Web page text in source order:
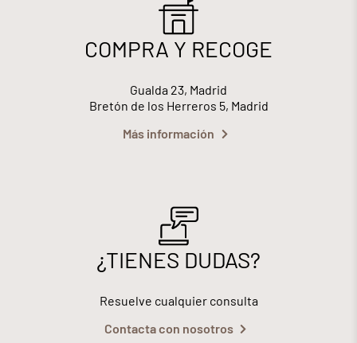
COMPRA Y RECOGE
Gualda 23, Madrid
Bretón de los Herreros 5, Madrid
Más información
¿TIENES DUDAS?
Resuelve cualquier consulta
Contacta con nosotros